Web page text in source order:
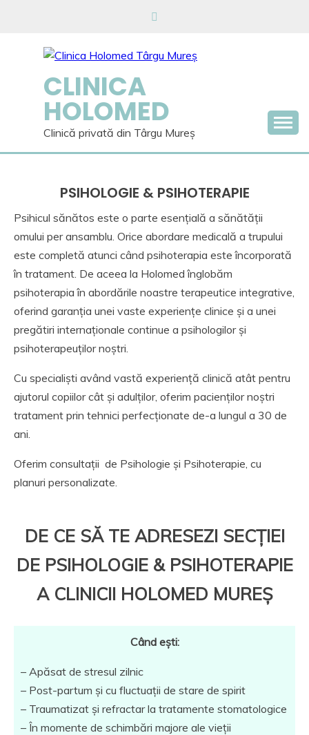
CLINICA
HOLOMED
Clinică privată din Târgu Mureș
PSIHOLOGIE & PSIHOTERAPIE
Psihicul sănătos este o parte esențială a sănătății
omului per ansamblu. Orice abordare medicală a trupului
este completă atunci când psihoterapia este încorporată
în tratament. De aceea la Holomed înglobăm
psihoterapia în abordările noastre terapeutice integrative,
oferind garanția unei vaste experiențe clinice și a unei
pregătiri internaționale continue a psihologilor și
psihoterapeuților noștri.
Cu specialiști având vastă experiență clinică atât pentru
ajutorul copiilor cât și adulților, oferim pacienților noștri
tratament prin tehnici perfecționate de-a lungul a 30 de
ani.
Oferim consultații de Psihologie și Psihoterapie, cu
planuri personalizate.
DE CE SĂ TE ADRESEZI SECȚIEI
DE PSIHOLOGIE & PSIHOTERAPIE
A CLINICII HOLOMED MUREȘ
Când ești:
– Apăsat de stresul zilnic
– Post-partum și cu fluctuații de stare de spirit
– Traumatizat și refractar la tratamente stomatologice
– În momente de schimbări majore ale vieții